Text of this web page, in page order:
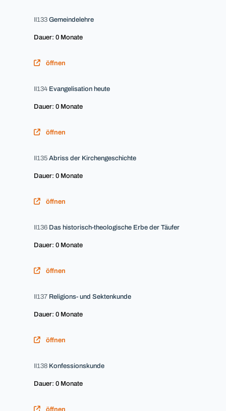
II133 Gemeindelehre
Dauer: 0 Monate
öffnen
II134 Evangelisation heute
Dauer: 0 Monate
öffnen
II135 Abriss der Kirchengeschichte
Dauer: 0 Monate
öffnen
II136 Das historisch-theologische Erbe der Täufer
Dauer: 0 Monate
öffnen
II137 Religions- und Sektenkunde
Dauer: 0 Monate
öffnen
II138 Konfessionskunde
Dauer: 0 Monate